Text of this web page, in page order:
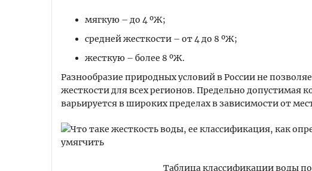
мягкую – до 4 ºЖ;
средней жесткости – от 4 до 8 ºЖ;
жесткую – более 8 ºЖ.
Разнообразие природных условий в России не
жесткости для всех регионов. Предельно допустимая
варьируется в широких пределах в зависимости от
Таблица классификации воды